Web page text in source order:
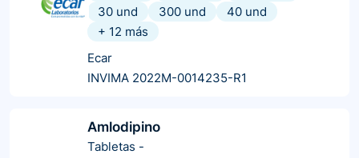
30 und
300 und
40 und
+ 12 más
Ecar
INVIMA 2022M-0014235-R1
Amlodipino
Tabletas -